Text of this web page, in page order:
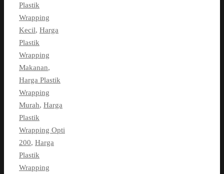
Plastik
Wrapping
Kecil, Harga
Plastik
Wrapping
Makanan,
Harga Plastik
Wrapping
Murah, Harga
Plastik
Wrapping Opti
200, Harga
Plastik
Wrapping